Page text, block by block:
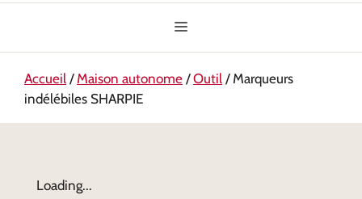
Accueil /Maison autonome /Outil / Marqueurs
indélébiles SHARPIE
Loading...